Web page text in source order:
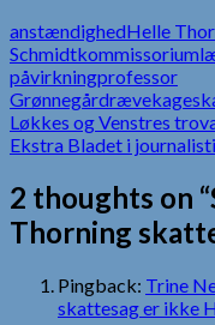
anstændighedHelle
Schmidtkommissorium
påvirkningprofessor
Grønnegårdrævekage
Løkkes og Venstres
Ekstra Bladet i
2 thoughts on
Thorning
Pingback: Trine
skattesag er ikke